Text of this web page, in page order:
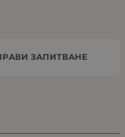
ЗАПИТВАНЕ